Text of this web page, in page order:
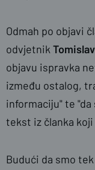
Odmah po objavi
odvjetnik
objavu ispravka
između ostalog,
informaciju" te
tekst iz članka koji
Budući da smo